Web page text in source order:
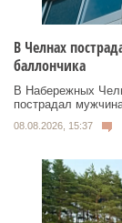
В Челнах
баллончика
В Набережных
пострадал
08.08.2026, 15:37